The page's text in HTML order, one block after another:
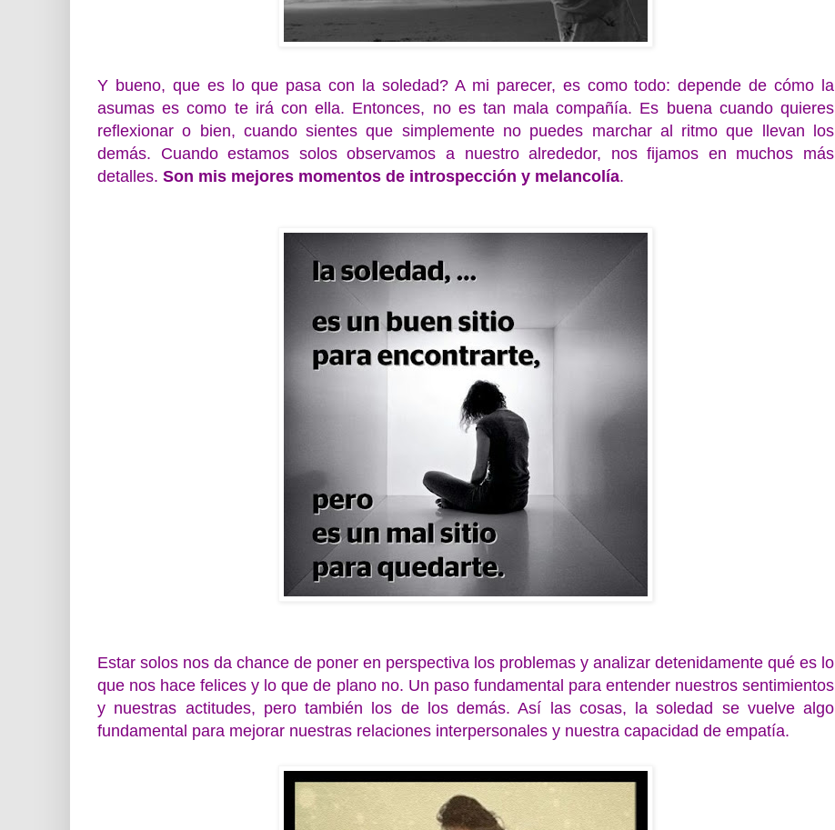
Y bueno, que es lo que pasa con la soledad? A mi parecer, es como todo: depende de cómo la
asumas es como te irá con ella. Entonces, no es tan mala compañía. Es buena cuando quieres
reflexionar o bien, cuando sientes que simplemente no puedes marchar al ritmo que llevan los
demás. Cuando estamos solos observamos a nuestro alrededor, nos fijamos en muchos más
detalles. Son mis mejores momentos de introspección y melancolía.
Estar solos nos da chance de poner en perspectiva los problemas y analizar detenidamente qué es lo
que nos hace felices y lo que de plano no. Un paso fundamental para entender nuestros sentimientos
y nuestras actitudes, pero también los de los demás. Así las cosas, la soledad se vuelve algo
fundamental para mejorar nuestras relaciones interpersonales y nuestra capacidad de empatía.